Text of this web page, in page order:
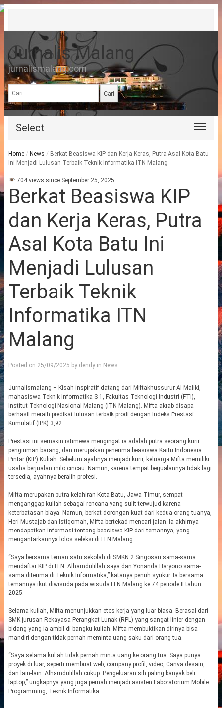
Jurnalis Malang
jurnalismalang.com
Cari
untuk:
Select
Home / News / Berkat Beasiswa KIP dan Kerja Keras, Putra Asal Kota Batu
Ini Menjadi Lulusan Terbaik Teknik Informatika ITN Malang
704 views since September 25, 2025
Berkat Beasiswa KIP
dan Kerja Keras, Putra
Asal Kota Batu Ini
Menjadi Lulusan
Terbaik Teknik
Informatika ITN
Malang
Posted on 25/09/2025 by dendyin News
Jurnalismalang – Kisah inspiratif datang dari Miftakhussurur Al Maliki,
mahasiswa Teknik Informatika S-1, Fakultas Teknologi Industri (FTI),
Institut Teknologi Nasional Malang (ITN Malang). Mifta akrab disapa
berhasil meraih predikat lulusan terbaik prodi dengan Indeks Prestasi
Kumulatif (IPK) 3,92.
Prestasi ini semakin istimewa mengingat ia adalah putra seorang kurir
pengiriman barang, dan merupakan penerima beasiswa Kartu Indonesia
Pintar (KIP) Kuliah. Sebelum ayahnya menjadi kurir, keluarga Mifta memiliki
usaha berjualan milo cincau. Namun, karena tempat berjualannya tidak lagi
tersedia, ayahnya beralih profesi.
Mifta merupakan putra kelahiran Kota Batu, Jawa Timur, sempat
menganggap kuliah sebagai rencana yang sulit terwujud karena
keterbatasan biaya. Namun, berkat dorongan kuat dari kedua orang tuanya,
Heri Mustajab dan Istiqomah, Mifta bertekad mencari jalan. Ia akhirnya
mendapatkan informasi tentang beasiswa KIP dari temannya, yang
mengantarkannya lolos seleksi di ITN Malang.
“Saya bersama teman satu sekolah di SMKN 2 Singosari sama-sama
mendaftar KIP di ITN. Alhamdulillah saya dan Yonanda Haryono sama-
sama diterima di Teknik Informatika,” katanya penuh syukur. Ia bersama
temannya ikut diwisuda pada wisuda ITN Malang ke 74 periode II tahun
2025.
Selama kuliah, Mifta menunjukkan etos kerja yang luar biasa. Berasal dari
SMK jurusan Rekayasa Perangkat Lunak (RPL) yang sangat linier dengan
bidang yang ia ambil di bangku kuliah. Mifta membuktikan dirinya bisa
mandiri dengan tidak pernah meminta uang saku dari orang tua.
“Saya selama kuliah tidak pernah minta uang ke orang tua. Saya punya
proyek di luar, seperti membuat web, company profil, video, Canva desain,
dan lain-lain. Alhamdulillah cukup. Pengeluaran sih paling banyak beli
laptop,” ungkapnya yang juga pernah menjadi asisten Laboratorium Mobile
Programming, Teknik Informatika.